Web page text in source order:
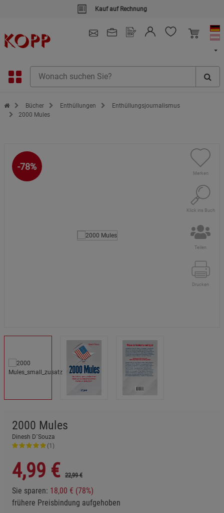
Kauf auf Rechnung
Zur Startseite des Kopp Verlag Online-Shop
Bücher Enthüllungen
Enthüllungsjournalismus
2000 Mules
-78%
Merken
Klick ins Buch
Teilen
Drucken
2000 Mules
Dinesh D´Souza
(1)
4,99 € 22,99 €
Sie sparen: 18,00 € (78%)
frühere Preisbindung aufgehoben